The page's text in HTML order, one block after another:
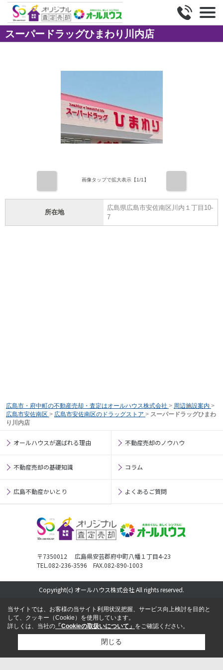
スーパードラッグひまわり川内店
画像タップで拡大表示【1/1】
所在地
広島県広島市安佐南区川内１丁目10-
7
広島市・府中町の不動産売却・査定はオールハウス株式会社 > 周辺施設案内 >
広島市安佐南区 > 広島市安佐南区のドラッグストア > スーパードラッグひまわ
り川内店
オールハウスが選ばれる理由 不動産売却のノウハウ
不動産売却の基礎知識 コラム
広島不動産かいとり よくあるご質問
〒7350012 広島県安芸郡府中町八幡１丁目4-23
TEL.082-236-3596 FAX.082-890-1003
Copyright(c) オールハウス株式会社 All rights reserved.
当サイトでは、お客様の当サイト利用状況把握、サービス向上検討を目的と
して、クッキー（Cookie）を使用しています。
詳しくは、当社の 「Cookieの取扱いについて」 をご確認ください。
閉じる